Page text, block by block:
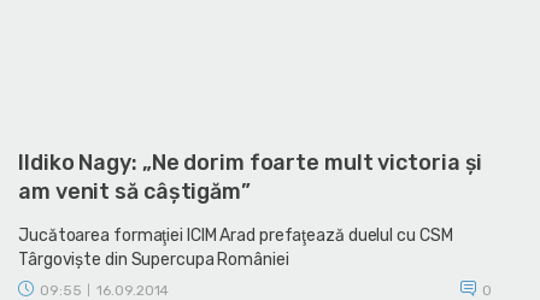
Ildiko Nagy: „Ne dorim foarte mult victoria şi
am venit să câştigăm”
Jucătoarea formaţiei ICIM Arad prefaţează duelul cu CSM
Târgovişte din Supercupa României
09:55 16.09.2014 0